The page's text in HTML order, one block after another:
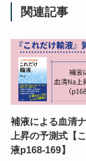
関連記事
補液による血清
上昇の予測式【
液p168-169】